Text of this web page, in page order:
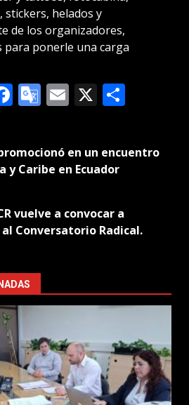
stickers, helados y
de los organizadores,
ponerle una carga
Facebook
Google
Email
X
en un encuentro
y Caribe en Ecuador
vuelve a convocar a
Conversatorio Radical.